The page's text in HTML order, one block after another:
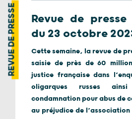
REVUE DE PRESSE
Revue de presse
du 23 octobre
Cette semaine, la revue de
saisie de près de 60
justice française dans
oligarques russes
condamnation pour abus de
au préjudice de l’association